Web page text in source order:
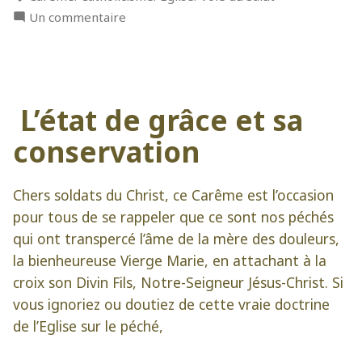
Un commentaire
L’état de grâce et sa
conservation
Chers soldats du Christ, ce Carême est l’occasion
pour tous de se rappeler que ce sont nos péchés
qui ont transpercé l’âme de la mère des douleurs,
la bienheureuse Vierge Marie, en attachant à la
croix son Divin Fils, Notre-Seigneur Jésus-Christ. Si
vous ignoriez ou doutiez de cette vraie doctrine
de l’Eglise sur le péché,